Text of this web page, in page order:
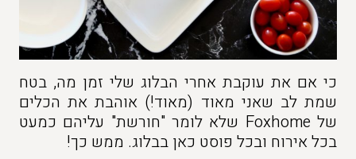
כי אם את עוקבת אחרי הבלוג שלי זמן מה, בטח
שמת לב שאני מאוד (מאוד!) אוהבת את הכלים
של Foxhome שלא לומר "חורשת" עליהם כמעט
בכל אירוח ובכל פוסט כאן בבלוג. ממש כך!